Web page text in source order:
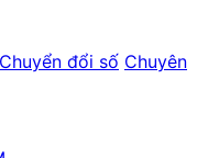
Chuyển đổi số Chuyên